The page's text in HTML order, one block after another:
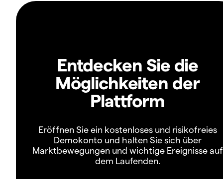
Entdecken Sie die
Möglichkeiten der
Plattform
Eröffnen Sie ein kostenloses und risikofreies
Demokonto und halten Sie sich über
Marktbewegungen und wichtige Ereignisse auf
dem Laufenden.